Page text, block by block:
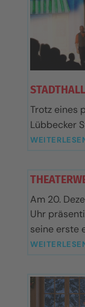
Trotz eines
Lübbecker
Am 20.
Uhr
seine erste